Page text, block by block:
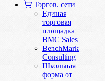
Торгов. сети
Единая
торговая
площадка
BMC Sales
BenchMark
Consulting
Школьная
форма от